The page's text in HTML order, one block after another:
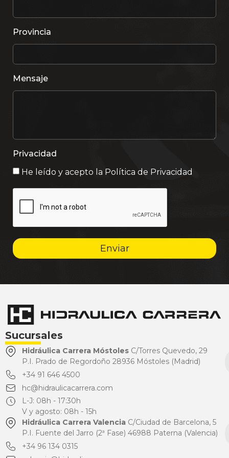
Provincia
Mensaje
Privacidad
He leído y acepto la Política de Privacidad
Enviar
Sucursales
Hidráulica Carrera MóstolesC/Torres Quevedo, 29
P.I. Prado de Regordoño 28936 Móstoles (Madrid)
+34 91 646 4500
hc@hidraulicacarrera.com
L-J: 08h - 17:30h
V y agosto: 08h - 15h
Hidráulica Carrera ValenciaC/Ciudad de Barcelona, 5
P.I. Fuente del Jarro (2ª Fase) 46988 Paterna (Valencia)
+34 96 134 0315